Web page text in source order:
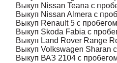
Выкуп Nissan Teana с
Выкуп Nissan Almera с
Выкуп Renault 5 с
Выкуп Skoda Fabia с
Выкуп Land Rover Range
Выкуп Volkswagen Sharan
Выкуп ВАЗ 2104 с